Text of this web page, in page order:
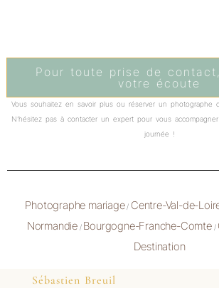
Pour toute prise de
votre écoute
Vous souhaitez en savoir plus ou réserver un photographe
N’hésitez pas à contacter un expert pour vous
journée !
Photographe mariage/ Centre-Val-de-
Normandie/ Bourgogne-Franche-Comte/
Destination
Sébastien Breuil